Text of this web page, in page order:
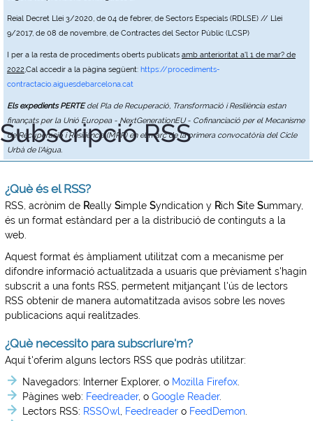
Reial Decret Llei 3/2020, de 04 de febrer, de Sectors Especials (RDLSE) // Llei
9/2017, de 08 de novembre, de Contractes del Sector Públic (LCSP)
I per a la resta de procediments oberts publicats amb anterioritat a'l 1 de mar? de
2022,Cal accedir a la pàgina següent: https://procediments-
contractacio.aiguesdebarcelona.cat
Els expedients PERTEdel Pla de Recuperació, Transformació i Resiliència estan
finançats per la Unió Europea - NextGenerationEU - Cofinanciació per el Mecanisme
de Recuperació i Resiliència (MRR) en el marc de la primera convocatòria del Cicle
Urbà de l'Aigua.
Subscripció RSS
¿Què és el RSS?
RSS, acrònim de Really Simple Syndication y Rich Site Summary,
és un format estàndard per a la distribució de continguts a la
web.
Aquest format és àmpliament utilitzat com a mecanisme per
difondre informació actualitzada a usuaris que prèviament s'hagin
subscrit a una fonts RSS, permetent mitjançant l'ús de lectors
RSS obtenir de manera automatitzada avisos sobre les noves
publicacions aquí realitzades.
¿Què necessito para subscriure'm?
Aquí t'oferim alguns lectors RSS que podràs utilitzar:
Navegadors: Interner Explorer, o Mozilla Firefox
Pàgines web: Feedreader, o Google Reader.
Lectors RSS: RSSOwl Feedreader o FeedDemon